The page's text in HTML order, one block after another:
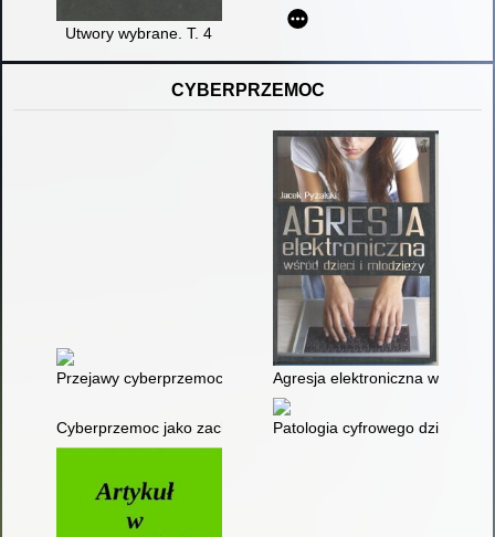
Utwory wybrane. T. 4
CYBERPRZEMOC
Przejawy cyberprzemocy w sieciAgresja elektroniczna wśród
Cyberprzemoc jako zachowanie problemowe pokolenia Y
Patologia cyfrowego